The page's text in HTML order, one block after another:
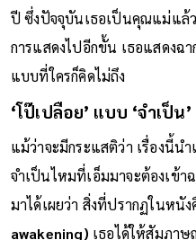
ปี ซึ่งปัจจุบันเธอเป็นคุณแม่แล้
การแสดงไปอีกขั้น เธอแสดงฉ
แบบที่ใครก็คิดไม่ถึง
‘โป๊เปลือย’ แบบ ‘จำเป็น’
แม้ว่าจะมีกระแสติว่า เรื่องนี้น
จำเป็นไหมที่เอ็มมาจะต้องเข้
มาได้เผยว่า สิ่งที่ปรากฏในหนัง
awakening) เธอได้ให้สัมภาษ